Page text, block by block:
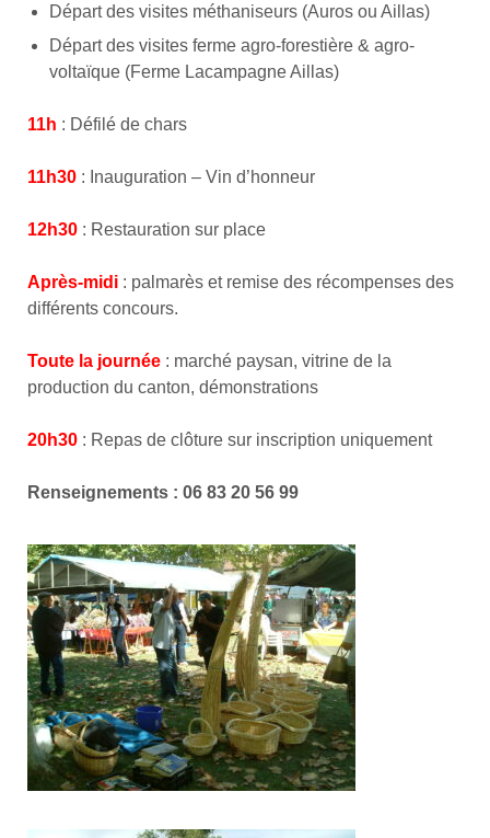
Départ des visites méthaniseurs (Auros ou Aillas)
Départ des visites ferme agro-forestière & agro-
voltaïque (Ferme Lacampagne Aillas)
11h : Défilé de chars
11h30 : Inauguration – Vin d’honneur
12h30 : Restauration sur place
Après-midi : palmarès et remise des récompenses des
différents concours.
Toute la journée : marché paysan, vitrine de la
production du canton, démonstrations
20h30 : Repas de clôture sur inscription uniquement
Renseignements : 06 83 20 56 99